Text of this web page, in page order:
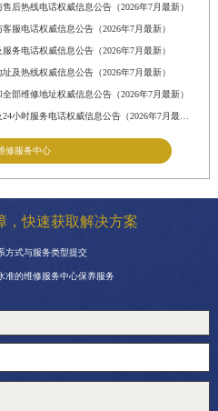
后热线电话权威信息公告（2026年7月最新）
服电话权威信息公告（2026年7月最新）
务电话权威信息公告（2026年7月最新）
及热线权威信息公告（2026年7月最新）
部维修地址权威信息公告（2026年7月最新）
修服务中心
，快速获取解决方案
方式与服务类型提交
准的维修服务中心保养服务